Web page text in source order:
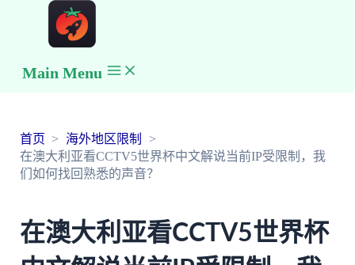
Main Menu
首页
海外地区限制
在澳大利亚看CCTV5世界杯中文解说当前IP受限制，我
们如何找回熟悉的声音？
在澳大利亚看CCTV5世界杯